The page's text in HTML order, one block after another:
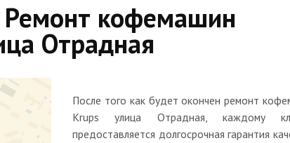
кофемашин
Отрадная
После того как будет окончен ремонт
Krups улица Отрадная, каждому
предоставляется долгосрочная гарантия